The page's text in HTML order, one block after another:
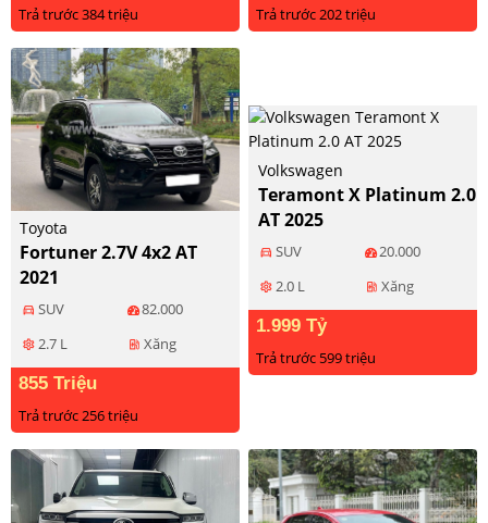
Trả trước 384 triệu Trả trước 202 triệu
Toyota
Fortuner 2.7V 4x2 AT
2021
directions_car SUV 82.000
settings 2.7 L ev_station Xăng
855 Triệu
Trả trước 256 triệu
Volkswagen
Teramont X Platinum 2.0
AT 2025
directions_car SUV 20.000
settings 2.0 L ev_station Xăng
1.999 Tỷ
Trả trước 599 triệu